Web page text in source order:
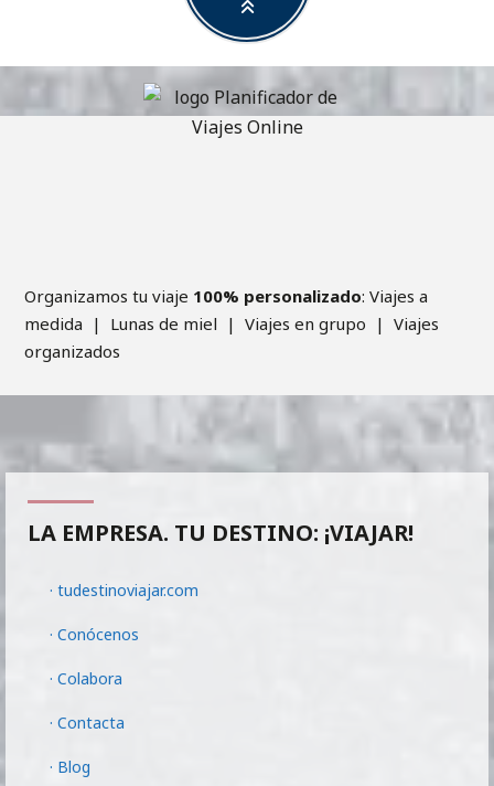
Organizamos tu viaje 100% personalizado: Viajes a
medida | Lunas de miel | Viajes en grupo | Viajes
organizados
LA EMPRESA. TU DESTINO: ¡VIAJAR!
· tudestinoviajar.com
· Conócenos
· Colabora
· Contacta
· Blog